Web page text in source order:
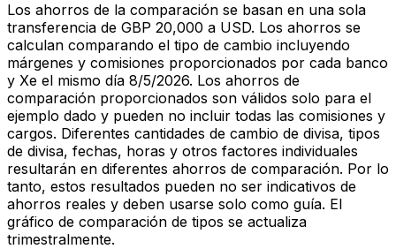
Los ahorros de la comparación se basan en una sola
transferencia de GBP 20,000 a USD. Los ahorros se
calculan comparando el tipo de cambio incluyendo
márgenes y comisiones proporcionados por cada banco
y Xe el mismo día 8/5/2026. Los ahorros de
comparación proporcionados son válidos solo para el
ejemplo dado y pueden no incluir todas las comisiones y
cargos. Diferentes cantidades de cambio de divisa, tipos
de divisa, fechas, horas y otros factores individuales
resultarán en diferentes ahorros de comparación. Por lo
tanto, estos resultados pueden no ser indicativos de
ahorros reales y deben usarse solo como guía. El
gráfico de comparación de tipos se actualiza
trimestralmente.